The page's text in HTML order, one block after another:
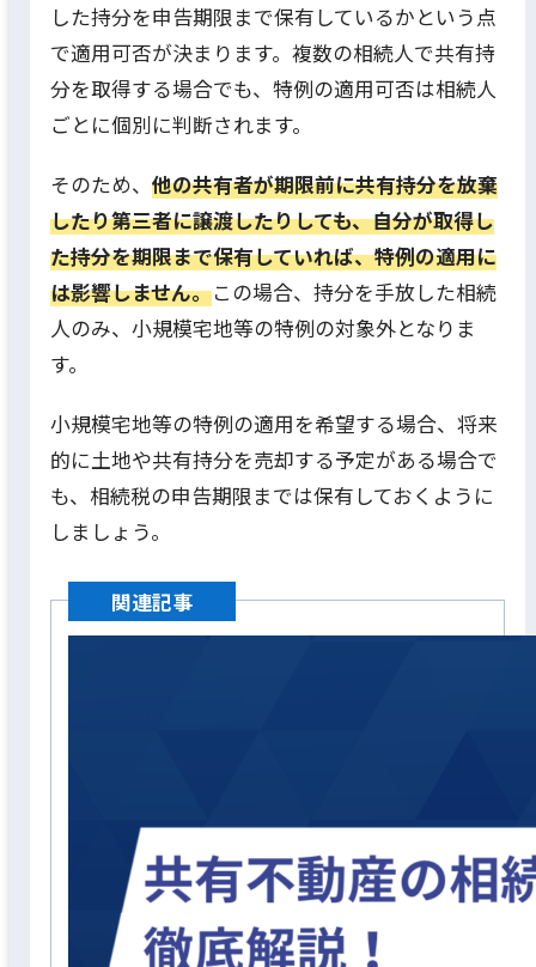
した持分を申告期限まで保有しているかという点
で適用可否が決まります。複数の相続人で共有持
分を取得する場合でも、特例の適用可否は相続人
ごとに個別に判断されます。
そのため、 他の共有者が期限前に共有持分を放棄
したり第三者に譲渡したりしても、自分が取得し
た持分を期限まで保有していれば、特例の適用に
は影響しません。この場合、持分を手放した相続
人のみ、小規模宅地等の特例の対象外となりま
す。
小規模宅地等の特例の適用を希望する場合、将来
的に土地や共有持分を売却する予定がある場合で
も、相続税の申告期限までは保有しておくように
しましょう。
関連記事